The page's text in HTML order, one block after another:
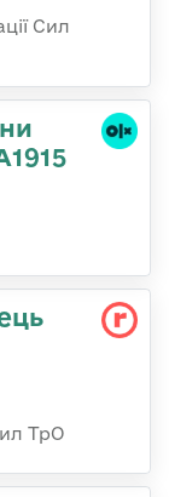
Сил
ТрО